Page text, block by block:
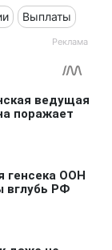
Выплаты